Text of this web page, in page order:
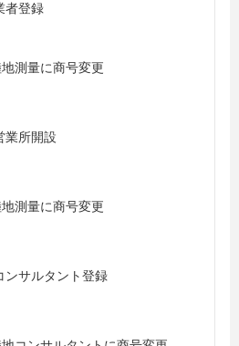
者登録
測量に商号変更
業所開設
測量に商号変更
ンサルタント登録